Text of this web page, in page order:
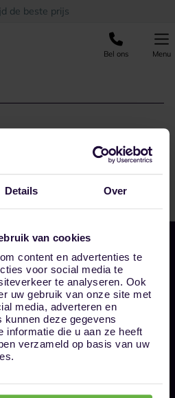
Details Over
van cookies
content en advertenties te
voor social media te
te analyseren. Ook
uw gebruik van onze site met
media, adverteren en
deze gegevens
informatie die u aan ze heeft
verzameld op basis van uw
de beste prijs
Bel ons Menu
meedenken hoort bij de
Bovenal goed